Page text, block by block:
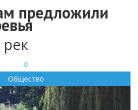
предложили
0
Общество